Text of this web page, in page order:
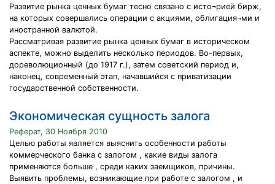
Развитие рынка ценных бумаг тесно связано с исто¬рией бирж,
на которых совершались операции с акциями, облигация¬ми и
иностранной валютой.
Рассматривая развитие рынка ценных бумаг в историческом
аспекте, можно выделить несколько периодов. Во-первых,
дореволюционный (до 1917 г.), затем советский период и,
наконец, современный этап, начавшийся с приватизации
государственной собственности.
Экономическая сущность залога
Реферат, 30 Ноября 2010
Целью работы является выяснить особенности работы
коммерческого банка с залогом , какие виды залога
применяются больше , среди каких заемщиков, причины.
Выявить проблемы, возникающие при работе с залогом , и